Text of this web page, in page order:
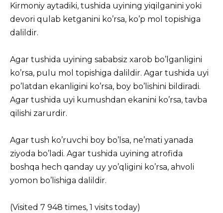
Kirmoniy aytadiki, tushida uyining yiqilganini yoki
devori qulab ketganini ko’rsa, ko’p mol topishiga
dalildir.
Agar tushida uyining sababsiz xarob bo’lganligini
ko’rsa, pulu mol topishiga dalildir. Agar tushida uyi
po’latdan ekanligini ko’rsa, boy bo’lishini bildiradi.
Agar tushida uyi kumushdan ekanini ko’rsa, tavba
qilishi zarurdir.
Agar tush ko’ruvchi boy bo’lsa, ne’mati yanada
ziyoda bo’ladi. Agar tushida uyining atrofida
boshqa hech qanday uy yo’qligini ko’rsa, ahvoli
yomon bo’lishiga dalildir.
(Visited 7 948 times, 1 visits today)